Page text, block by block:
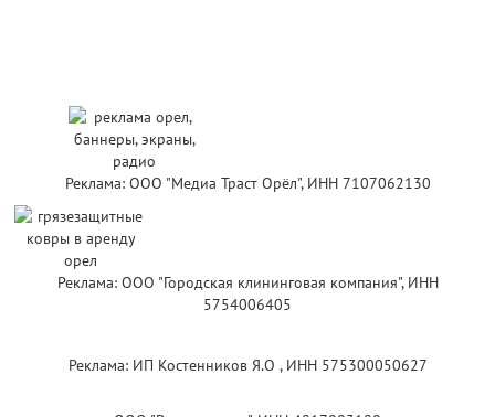
Реклама: ООО "Медиа Траст Орёл", ИНН 7107062130
Реклама: ООО "Городская клининговая компания", ИНН
5754006405
Реклама: ИП Костенников Я.О , ИНН 575300050627